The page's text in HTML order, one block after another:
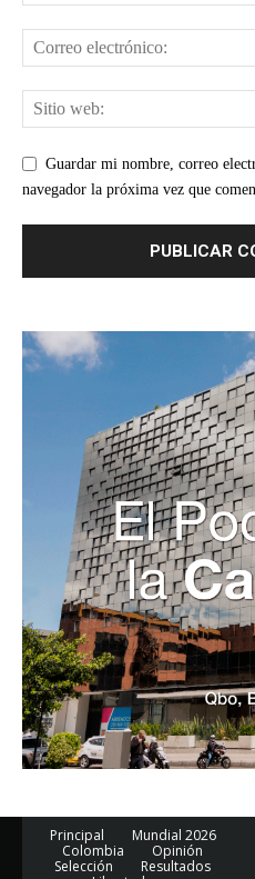
Guardar mi nombre, correo
navegador la próxima vez que
Principal
Mundial 2026
Colombia
Opinión
Selección
Resultados